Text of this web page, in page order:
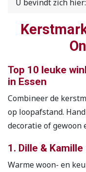
U bevindt zich hier:
Top 10 leuke
in Essen
Combineer de
op loopafstand.
decoratie of gewoon
1. Dille &
Warme woon- en